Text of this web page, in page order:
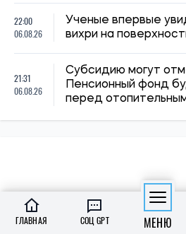
ПОЛИТИКА
ГЛАВНАЯ СОЦ GPT МЕНЮ